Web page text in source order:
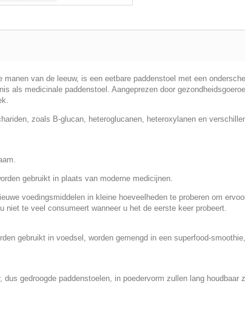
manen van de leeuw, is een eetbare paddenstoel met een
als medicinale paddenstoel. Aangeprezen door
zoals B-glucan, heteroglucanen, heteroxylanen en
gebruikt in plaats van moderne medicijnen.
voedingsmiddelen in kleine hoeveelheden te proberen om
niet te veel consumeert wanneer u het de eerste keer probeert.
gebruikt in voedsel, worden gemengd in een superfood-
dus gedroogde paddenstoelen, in poedervorm zullen lang